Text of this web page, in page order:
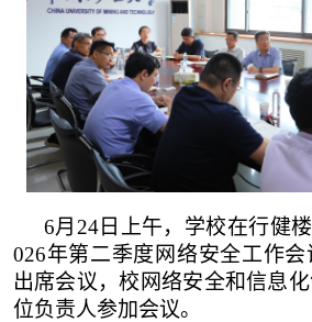
6月24日上午，学校在行健
026年第二季度网络安全工作会
出席会议，校网络安全和信息
位负责人参加会议。